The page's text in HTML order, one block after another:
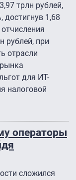
трлн рублей,
1,68
рублей, при
отрасли
для ИТ-
налоговой
операторы
сложился